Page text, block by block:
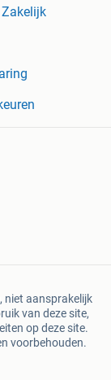
niet aansprakelijk
van deze site,
op deze site.
voorbehouden.